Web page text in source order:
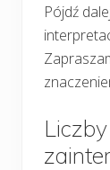
Pójdź